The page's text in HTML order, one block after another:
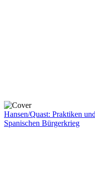
Hansen/Quast: Praktiken
Spanischen Bürgerkrieg